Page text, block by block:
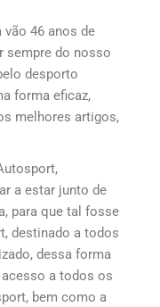
46 anos de
sempre do nosso
desporto
forma eficaz,
melhores artigos,
a estar junto de
para que tal fosse
destinado a todos
dessa forma
a todos os
bem como a